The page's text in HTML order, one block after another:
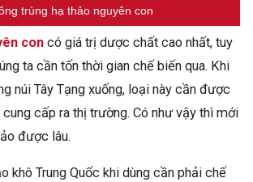
trùng hạ thảo nguyên con
con có giá trị dược chất cao nhất, tuy
ta cần tốn thời gian chế biến qua. Khi
núi Tây Tạng xuống, loại này cần được
cấp ra thị trường. Có như vậy thì mới
được lâu.
khô Trung Quốc khi dùng cần phải chế